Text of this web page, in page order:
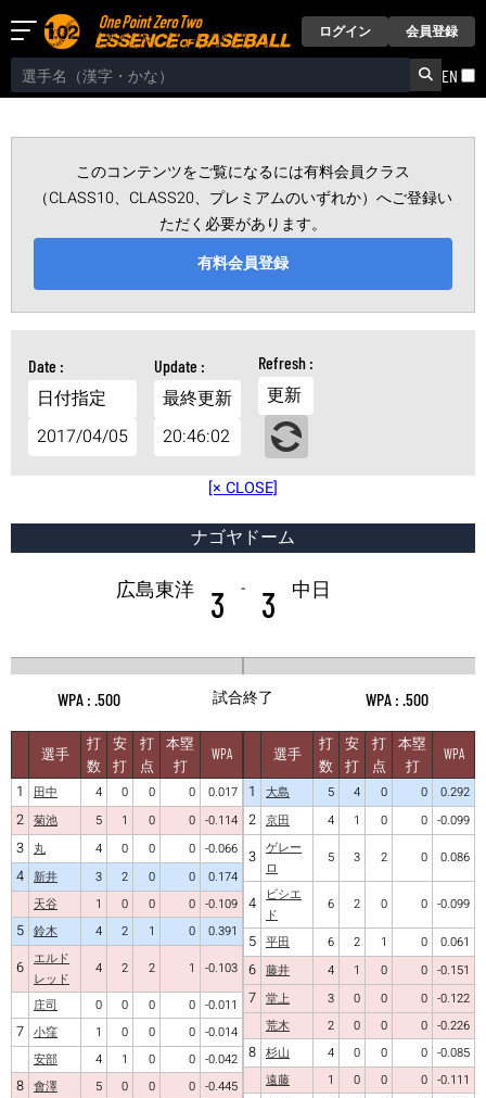
ログイン 会員登録
EN
このコンテンツをご覧になるには有料会員クラス
（CLASS10、CLASS20、プレミアムのいずれか）へご登録い
ただく必要があります。
有料会員登録
日付指定
2017/04/05
最終更新
20:46:02
更新
[× CLOSE]
ナゴヤドーム
広島東洋 3 - 3 中日
.500 試合終了 .500
選手
打
数
安
打
打
点
本塁
打
WPA
1 田中 4 0 0 0 0.017
2 菊池 5 1 0 0 -0.114
3 丸 4 0 0 0 -0.066
4 新井 3 2 0 0
0.174
天谷
1 0 0 0 -0.109
5 鈴木 4 2 1 0 0.391
6 エルド
レッド
4 2 2 1
-0.103
庄司
0 0 0 0 -0.011
7 小窪 1 0 0 0 -0.014
安部
4 1 0 0 -0.042
8 會澤 5 0 0 0 -0.445
選手
打
数
安
打
打
点
本塁
打
WPA
1 大島 5 4 0 0 0.292
2 京田 4 1 0 0 -0.099
3 ゲレー
ロ
5 3 2 0 0.086
4
ビシエ
ド
6 2 0 0 -0.099
5 平田 6 2 1 0 0.061
6 藤井 4 1 0 0 -0.151
7 堂上 3 0 0 0 -0.122
荒木
2 0 0 0 -0.226
8 杉山 4 0 0 0 -0.085
遠藤
1 0 0 0 -0.111